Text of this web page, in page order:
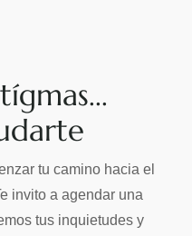
tu camino hacia el
invito a agendar una
tus inquietudes y